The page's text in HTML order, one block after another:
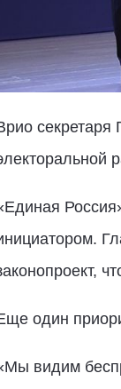
секретаря
один
видим